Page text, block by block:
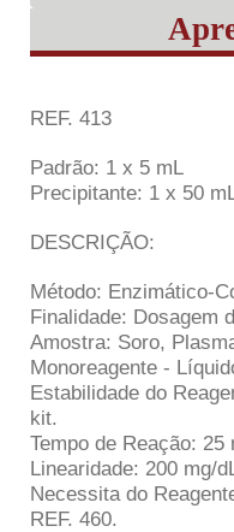
REF. 413
Padrão: 1 x 5 mL
Precipitante: 1 x 50
DESCRIÇÃO:
Método: Enzimático-
Finalidade: Dosagem
Amostra: Soro,
Monoreagente -
Estabilidade do
kit.
Tempo de Reação: 25
Linearidade: 200 mg/
Necessita do
REF. 460.